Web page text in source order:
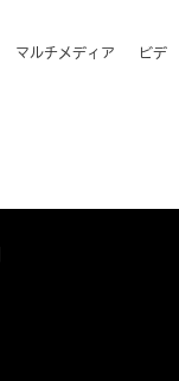
マルチメディア ビデ